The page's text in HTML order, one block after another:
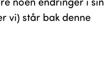
vi) står bak denne